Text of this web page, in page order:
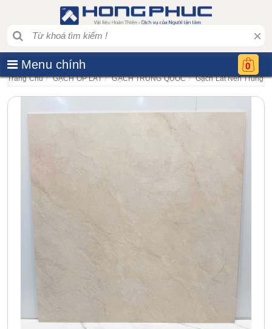
×
Menu chính 0
Trang Chủ GẠCH ỐP LÁT GẠCH TRUNG QUỐC Gạch Lát Nền Trung